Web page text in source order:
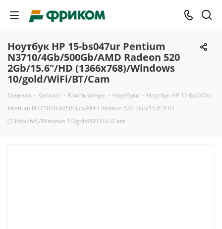
Ноутбук HP 15-bs047ur Pentium
N3710/4Gb/500Gb/AMD Radeon 520
2Gb/15.6"/HD (1366x768)/Windows
10/gold/WiFi/BT/Cam
Главная - Каталог - Компьютеры - Ноутбуки - Ноутбук HP 15-bs047ur
Pentium N3710/4Gb/500Gb/AMD Radeon 520 2Gb/15.6"/HD
(1366x768)/Windows 10/gold/WiFi/BT/Cam